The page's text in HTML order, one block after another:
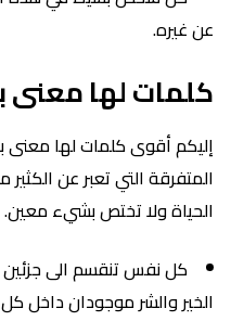
عن غيره.
كلمات لها معنى
إليكم أقوى كلمات لها معنى
المتفرقة التي تعبر عن
الحياة ولا تختص بشيء معين.
كل نفس تنقسم الى جزئين
الخير والشر موجودان داخل